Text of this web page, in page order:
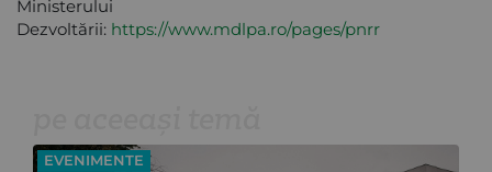
Ministerului
Dezvoltării: https://www.mdlpa.ro/pages/pnrr
EVENIMENTE